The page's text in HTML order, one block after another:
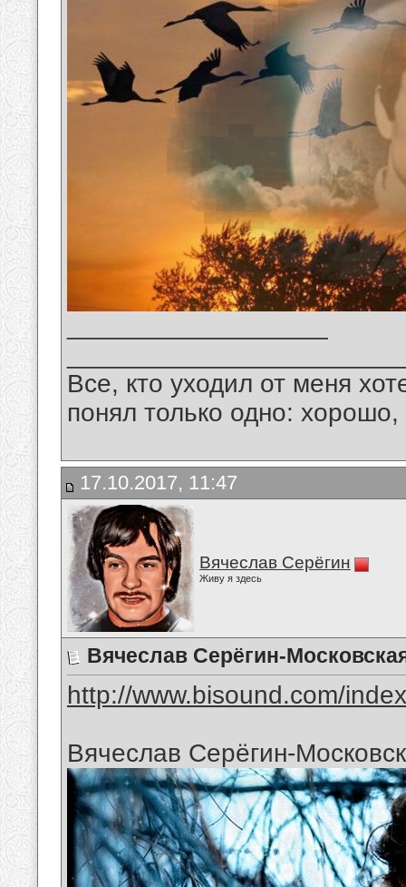
Все, кто уходил от меня
понял только одно:
17.10.2017, 11:47
Вячеслав Серёгин
Живу я здесь
Вячеслав Серёгин-
http://www.bisound.com/
Вячеслав Серёгин-